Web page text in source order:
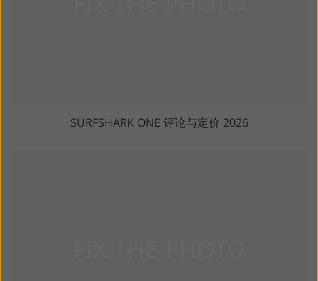
SURFSHARK ONE 评论与定价 2026